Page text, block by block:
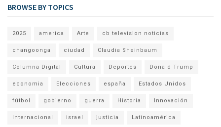
BROWSE BY TOPICS
2025 america Arte cb television noticias
changoonga ciudad Claudia Sheinbaum
Columna Digital Cultura Deportes Donald Trump
economia Elecciones españa Estados Unidos
fútbol gobierno guerra Historia Innovación
Internacional israel justicia Latinoamérica